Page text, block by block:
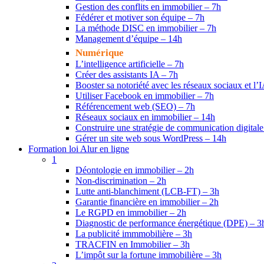
Gestion des conflits en immobilier – 7h
Fédérer et motiver son équipe – 7h
La méthode DISC en immobilier – 7h
Management d’équipe – 14h
Numérique
L’intelligence artificielle – 7h
Créer des assistants IA – 7h
Booster sa notoriété avec les réseaux sociaux et
Utiliser Facebook en immobilier – 7h
Référencement web (SEO) – 7h
Réseaux sociaux en immobilier – 14h
Construire une stratégie de communication
Gérer un site web sous WordPress – 14h
Formation loi Alur en ligne
1
Déontologie en immobilier – 2h
Non-discrimination – 2h
Lutte anti-blanchiment (LCB-FT) – 3h
Garantie financière en immobilier – 2h
Le RGPD en immobilier – 2h
Diagnostic de performance énergétique (DPE) –
La publicité immmobilière – 3h
TRACFIN en Immobilier – 3h
L’impôt sur la fortune immobilière – 3h